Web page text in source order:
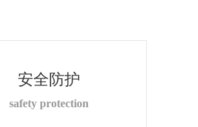
安全防护
safety protection